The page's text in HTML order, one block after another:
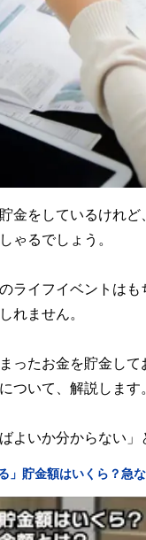
金をしているけれ
ゃるでしょう。
ライフイベントは
れません。
ったお金を貯金し
ついて、解説します
よいか分からない
」貯金額はいくら？急